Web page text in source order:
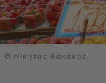
© Νικήτας Κακάκης